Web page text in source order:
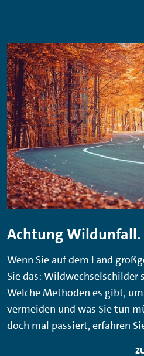
Achtung Wildunfall.
Wenn Sie auf dem Land
Sie das: Wildwechselschilder
Welche Methoden es gibt,
vermeiden und was Sie tun
doch mal passiert, erfahren